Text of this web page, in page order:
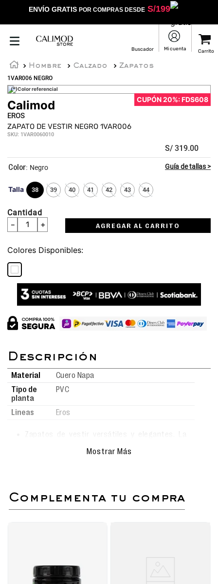
ENVÍO GRATIS POR COMPRAS DESDES/199
Hombre Calzado
Zapatos
1VAR006 NEGRO
(*)Color referencial
CUPÓN 20%: FDS608
Calimod
EROS
ZAPATO DE VESTIR NEGRO 1VAR006
SKU: 1VAR0060010
S/ 319.00
Talla 38 39 40 41 42 43 44
: Negro
Cantidad
＋
－ AGREGAR AL CARRITO
Colores
Zapatos de vestir versátiles y elegantes. La
comodidad sin perder la elegancia.
Material
Cuero Napa
Tipo de
planta
PVC
Lineas Eros
Mostrar Más
complementa tu compra